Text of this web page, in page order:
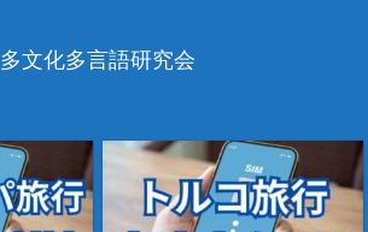
多文化多言語研究会